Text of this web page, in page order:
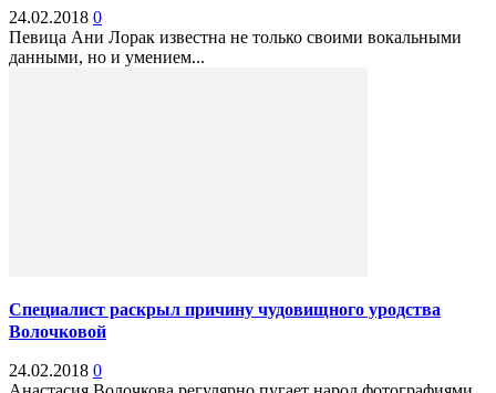
24.02.2018 0
Певица Ани Лорак известна не только своими вокальными
данными, но и умением...
Специалист раскрыл причину чудовищного yродства
Волочковой
24.02.2018 0